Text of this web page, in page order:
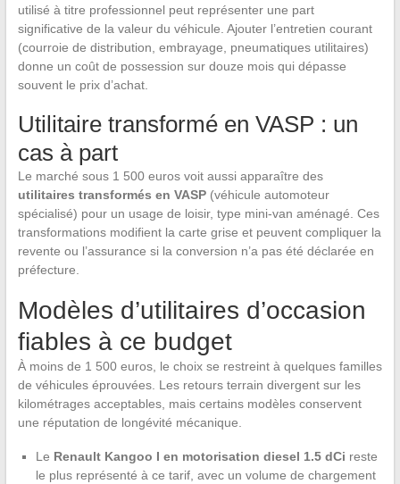
utilisé à titre professionnel peut représenter une part
significative de la valeur du véhicule. Ajouter l’entretien courant
(courroie de distribution, embrayage, pneumatiques utilitaires)
donne un coût de possession sur douze mois qui dépasse
souvent le prix d’achat.
Utilitaire transformé en VASP : un
cas à part
Le marché sous 1 500 euros voit aussi apparaître des
utilitaires transformés en VASP(véhicule automoteur
spécialisé) pour un usage de loisir, type mini-van aménagé. Ces
transformations modifient la carte grise et peuvent compliquer la
revente ou l’assurance si la conversion n’a pas été déclarée en
préfecture.
Modèles d’utilitaires d’occasion
fiables à ce budget
À moins de 1 500 euros, le choix se restreint à quelques familles
de véhicules éprouvées. Les retours terrain divergent sur les
kilométrages acceptables, mais certains modèles conservent
une réputation de longévité mécanique.
Le Renault Kangoo I en motorisation diesel 1.5 dCi reste
le plus représenté à ce tarif, avec un volume de chargement